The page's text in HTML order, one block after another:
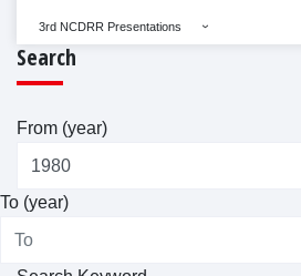
3rd NCDRR Presentations
Search
From (year)
To (year)